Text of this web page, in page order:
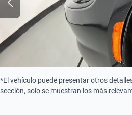
*El vehículo puede presentar otros
sección, solo se muestran los más